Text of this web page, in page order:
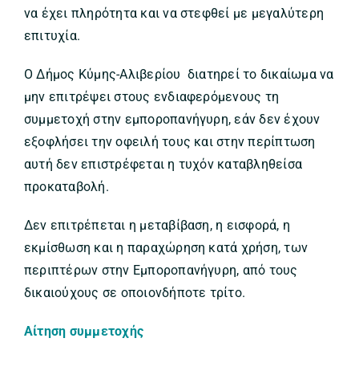
να έχει πληρότητα και να στεφθεί με μεγαλύτερη
επιτυχία.
Ο Δήμος Κύμης-Αλιβερίου διατηρεί το δικαίωμα να
μην επιτρέψει στους ενδιαφερόμενους τη
συμμετοχή στην εμποροπανήγυρη, εάν δεν έχουν
εξοφλήσει την οφειλή τους και στην περίπτωση
αυτή δεν επιστρέφεται η τυχόν καταβληθείσα
προκαταβολή.
Δεν επιτρέπεται η μεταβίβαση, η εισφορά, η
εκμίσθωση και η παραχώρηση κατά χρήση, των
περιπτέρων στην Εμποροπανήγυρη, από τους
δικαιούχους σε οποιονδήποτε τρίτο.
Αίτηση συμμετοχής